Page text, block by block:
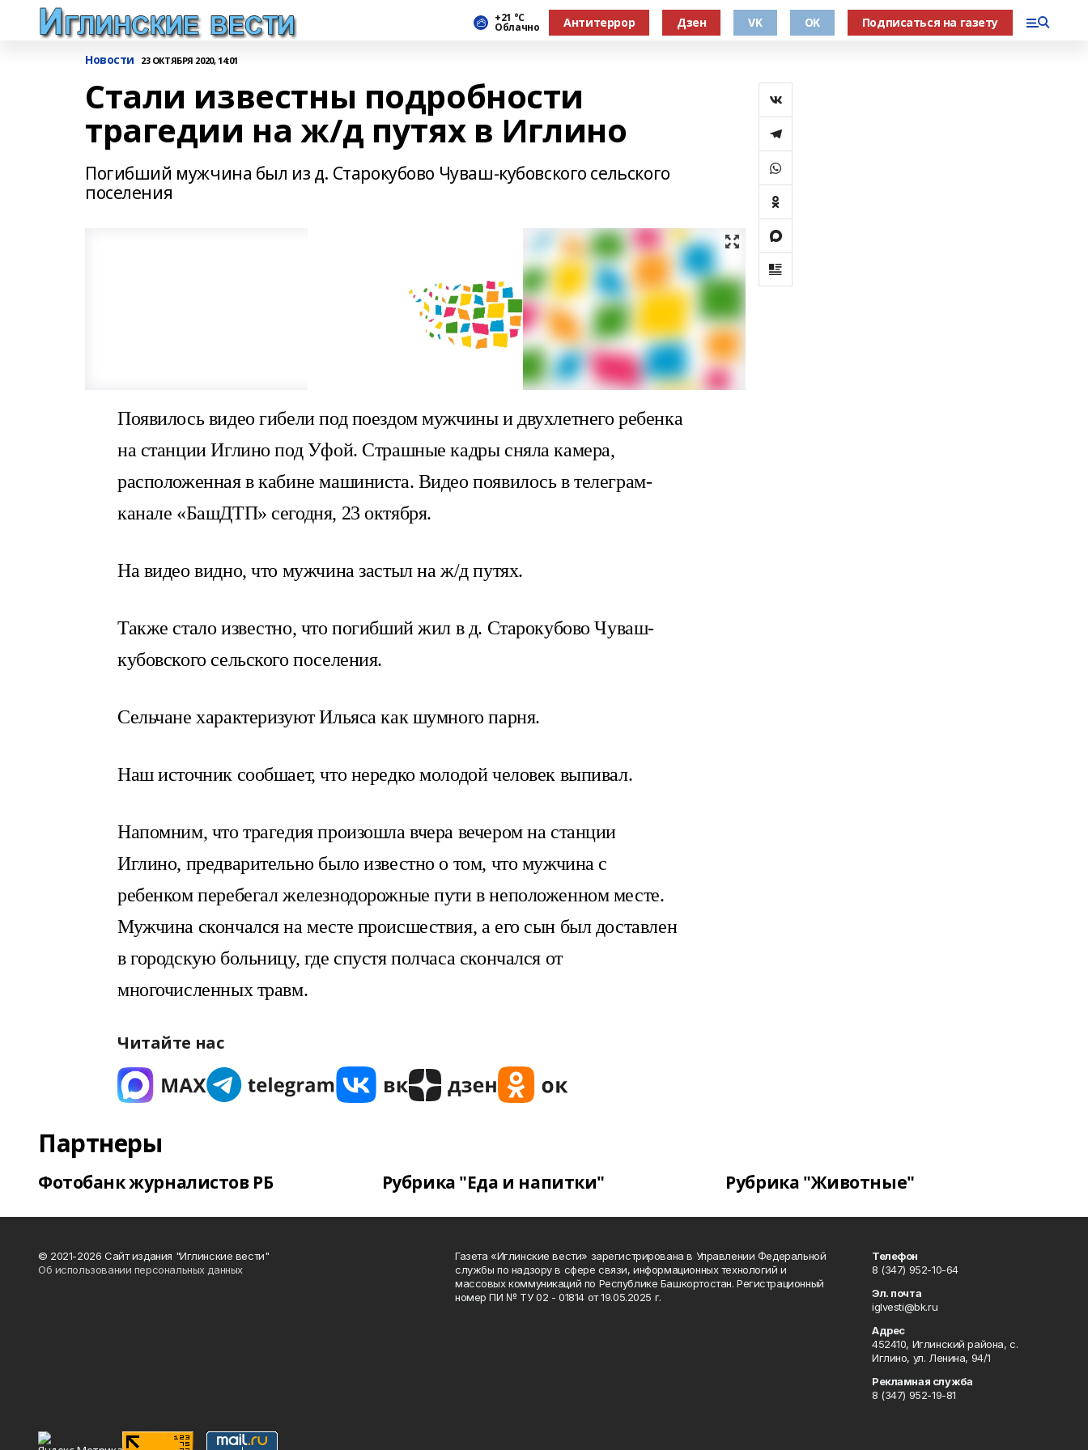
+21 °С
Облачно Антитеррор Дзен VK OK Подписаться на газету
Новости 23 ОКТЯБРЯ 2020, 14:01
Стали известны подробности
трагедии на ж/д путях в Иглино
Погибший мужчина был из д. Старокубово Чуваш-кубовского сельского
поселения
Появилось видео гибели под поездом мужчины и двухлетнего ребенка
на станции Иглино под Уфой. Страшные кадры сняла камера,
расположенная в кабине машиниста. Видео появилось в телеграм-
канале «БашДТП» сегодня, 23 октября.
На видео видно, что мужчина застыл на ж/д путях.
Также стало известно, что погибший жил в д. Старокубово Чуваш-
кубовского сельского поселения.
Сельчане характеризуют Ильяса как шумного парня.
Наш источник сообшает, что нередко молодой человек выпивал.
Напомним, что трагедия произошла вчера вечером на станции
Иглино, предварительно было известно о том, что мужчина с
ребенком перебегал железнодорожные пути в неположенном месте.
Мужчина скончался на месте происшествия, а его сын был доставлен
в городскую больницу, где спустя полчаса скончался от
многочисленных травм.
Читайте нас
Партнеры
Фотобанк журналистов РБ Рубрика "Еда и напитки" Рубрика "Животные"
© 2021-2026 Сайт издания "Иглинские вести"
Об использовании персональных данных
Газета «Иглинские вести» зарегистрирована в Управлении Федеральной
службы по надзору в сфере связи, информационных технологий и
массовых коммуникаций по Республике Башкортостан. Регистрационный
номер ПИ № ТУ 02 - 01814 от 19.05.2025 г.
Телефон
8 (347) 952-10-64
Эл. почта
iglvesti@bk.ru
Адрес
452410, Иглинский района, с.
Иглино, ул. Ленина, 94/1
Рекламная служба
8 (347) 952-19-81